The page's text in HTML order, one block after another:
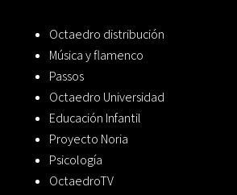
Octaedro distribución
Música y flamenco
Passos
Octaedro Universidad
Educación Infantil
Proyecto Noria
Psicología
OctaedroTV